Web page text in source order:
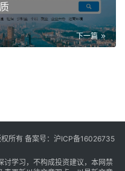
下一篇
所有 备案号： 沪ICP备16026735
讨学习，不构成投资建议，本网禁